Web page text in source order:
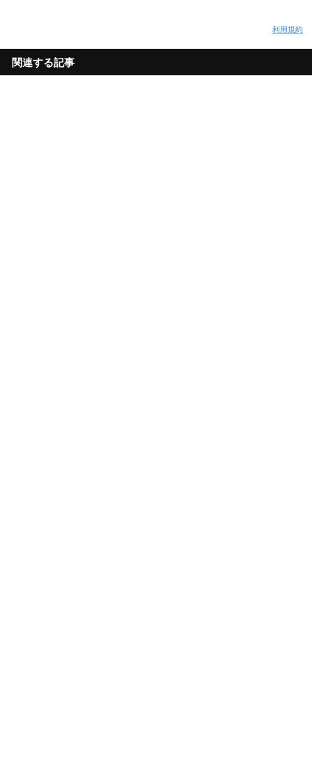
利用規約
関連する記事